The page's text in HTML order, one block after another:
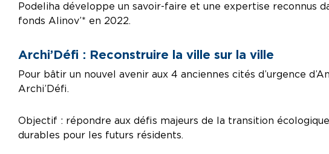
Podeliha développe un savoir-faire et une expertise reconnus
fonds Alinov’* en 2022.
Archi’Défi : Reconstruire la ville sur la ville
Pour bâtir un nouvel avenir aux 4 anciennes cités d’urgence
Archi’Défi.
Objectif : répondre aux défis majeurs de la transition
durables pour les futurs résidents.